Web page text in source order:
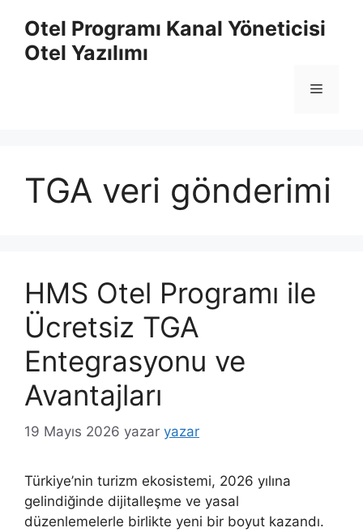
Otel Programı Kanal Yöneticisi
Otel Yazılımı
Menü
TGA veri gönderimi
HMS Otel Programı ile
Ücretsiz TGA
Entegrasyonu ve
Avantajları
19 Mayıs 2026 yazar yazar
Türkiye’nin turizm ekosistemi, 2026 yılına
gelindiğinde dijitalleşme ve yasal
düzenlemelerle birlikte yeni bir boyut kazandı.